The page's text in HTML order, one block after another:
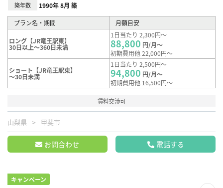
築年数 1990年 8月 築
プラン名・期間 月額目安
ロング【JR竜王駅東】
30日以上～360日未満
1日当たり 2,300円～
88,800 円/月～
初期費用他 22,000円～
ショート【JR竜王駅東】
～30日未満
1日当たり 2,500円～
94,800 円/月～
初期費用他 16,500円～
賃料交渉可
山梨県 甲斐市
お問合わせ 電話する
キャンペーン